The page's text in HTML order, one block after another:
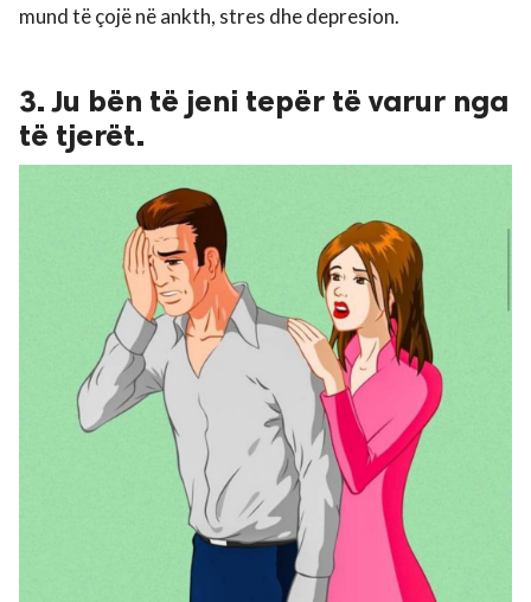
mund të çojë në ankth, stres dhe depresion.
3. Ju bën të jeni tepër të varur nga
të tjerët.